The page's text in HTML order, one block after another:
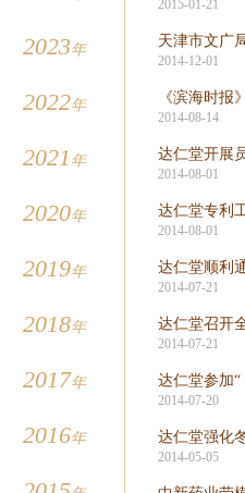
2023年
2022年
2021 年
2020年
2019年
2018年
2017年
2016年
2015-01-21
天津市文广
2014-12-01
《滨海时报
2014-08-14
达仁堂开展
2014-08-01
达仁堂专利
2014-08-01
达仁堂顺利
2014-07-21
达仁堂召开
2014-07-21
达仁堂参加
2014-07-20
达仁堂强化
2014-05-05